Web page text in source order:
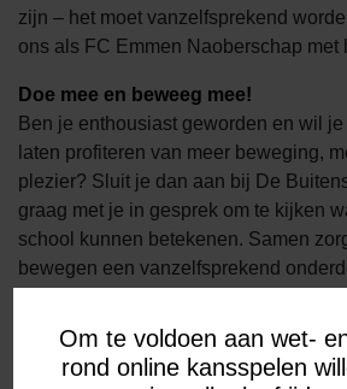
Om te voldoen aan wet-
rond online kansspelen
zijn – het moet vanzelfsprekend
ons als FC Emmen Naoberschap met
Doe mee en beweeg mee!
Ben je enthousiast geworden en wil
laten profiteren van meer beweging,
plezier? Sluit je dan aan bij De
graag met je in gesprek om te kijken
school kunnen betekenen. Samen
bewegen een vanzelfsprekend
naoberschap@fcemmen.nl